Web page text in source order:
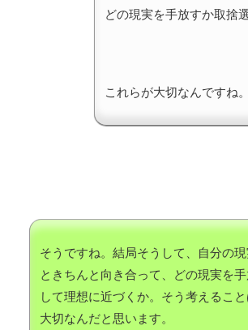
どの現実を手放すか取捨
これらが大切なんですね。
そうですね。結局そうして、自分の現
ときちんと向き合って、どの現実を
して理想に近づくか。そう考えること
大切なんだと思います。